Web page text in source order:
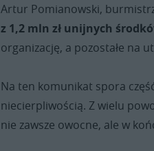
Artur Pomianowski,
z 1,2 mln zł unijnych
organizację, a pozostałe na
Na ten komunikat spora
niecierpliwością. Z wielu
nie zawsze owocne, ale w